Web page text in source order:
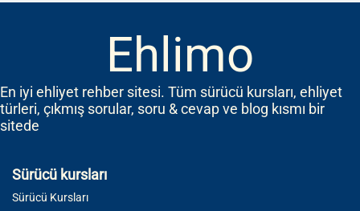
Ehlimo
En iyi ehliyet rehber sitesi. Tüm sürücü kursları, ehliyet
türleri, çıkmış sorular, soru & cevap ve blog kısmı bir
sitede
Sürücü kursları
Sürücü Kursları